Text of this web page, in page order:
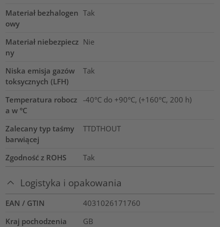
Materiał bezhalogen
owy
Tak
Materiał niebezpiecz
ny
Nie
Niska emisja gazów
toksycznych (LFH)
Tak
Temperatura robocz
a w °C
-40°C do +90°C, (+160°C, 200 h)
Zalecany typ taśmy
barwiącej
TTDTHOUT
Zgodność z ROHS Tak
Logistyka i opakowania
EAN / GTIN
4031026171760
Kraj pochodzenia
GB